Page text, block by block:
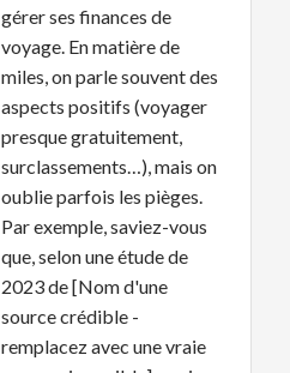
gérer ses finances de
voyage. En matière de
miles, on parle souvent des
aspects positifs (voyager
presque gratuitement,
surclassements…), mais on
oublie parfois les pièges.
Par exemple, saviez-vous
que, selon une étude de
2023 de [Nom d'une
source crédible -
remplacez avec une vraie